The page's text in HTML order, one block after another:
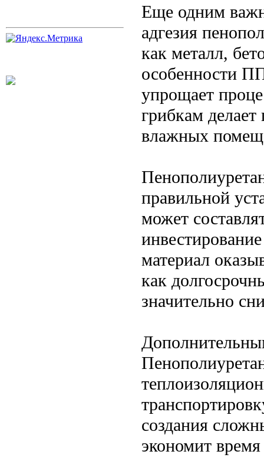
Еще одним
адгезия
как металл,
особенности
упрощает
грибкам
влажных
правильной
может
материал
как
значительно
создания
экономит